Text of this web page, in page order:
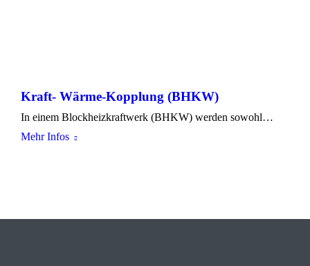
Kraft- Wärme-Kopplung (BHKW)
In einem Blockheizkraftwerk (BHKW) werden sowohl…
Mehr Infos